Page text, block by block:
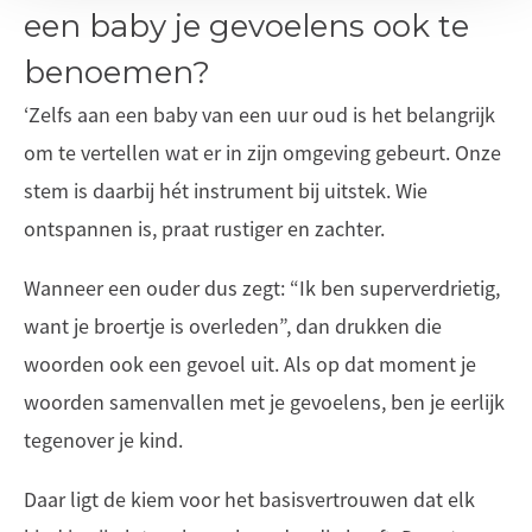
een baby je gevoelens ook te
benoemen?
‘Zelfs aan een baby van een uur oud is het belangrijk
om te vertellen wat er in zijn omgeving gebeurt. Onze
stem is daarbij hét instrument bij uitstek. Wie
ontspannen is, praat rustiger en zachter.
Wanneer een ouder dus zegt: “Ik ben superverdrietig,
want je broertje is overleden”, dan drukken die
woorden ook een gevoel uit. Als op dat moment je
woorden samenvallen met je gevoelens, ben je eerlijk
tegenover je kind.
Daar ligt de kiem voor het basisvertrouwen dat elk